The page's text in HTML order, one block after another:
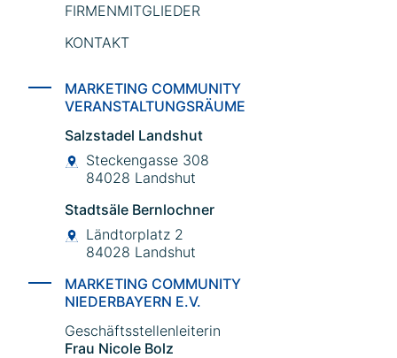
FIRMENMITGLIEDER
KONTAKT
MARKETING COMMUNITY
VERANSTALTUNGSRÄUME
Salzstadel Landshut
Steckengasse 308
84028 Landshut
Stadtsäle Bernlochner
Ländtorplatz 2
84028 Landshut
MARKETING COMMUNITY
NIEDERBAYERN E.V.
Geschäftsstellenleiterin
Frau Nicole Bolz